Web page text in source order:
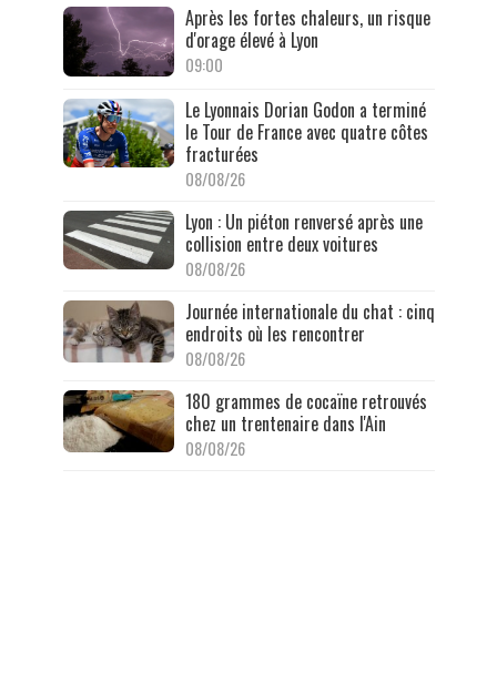
Après les fortes chaleurs, un risque
d'orage élevé à Lyon
09:00
Le Lyonnais Dorian Godon a terminé
le Tour de France avec quatre côtes
fracturées
08/08/26
Lyon : Un piéton renversé après une
collision entre deux voitures
08/08/26
Journée internationale du chat : cinq
endroits où les rencontrer
08/08/26
180 grammes de cocaïne retrouvés
chez un trentenaire dans l'Ain
08/08/26